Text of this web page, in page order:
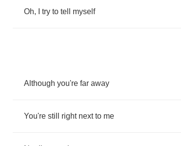
Oh, try to tell myself
Although you're far away
You're still right next to me